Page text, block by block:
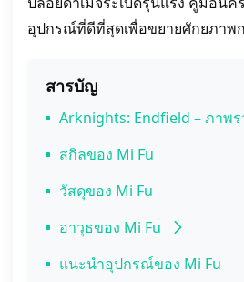
อุปกรณ์ที่ดีที่สุดเพื่อขยายศักยภาพ
สารบัญ
Arknights: Endfield – ภาพ
สกิลของ Mi Fu
วัสดุของ Mi Fu
อาวุธของ Mi Fu
แนะนำอันดับต้นๆ – อาวุธป
แนะนำอุปกรณ์ของ Mi Fu